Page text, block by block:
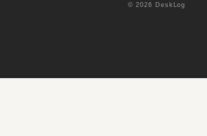
© 2026 DeskLog